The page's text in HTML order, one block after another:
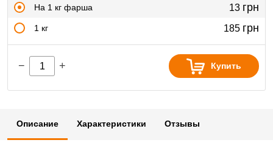
На 1 кг фарша 13 грн
1 кг 185 грн
− + Купить
Описание Характеристики Отзывы